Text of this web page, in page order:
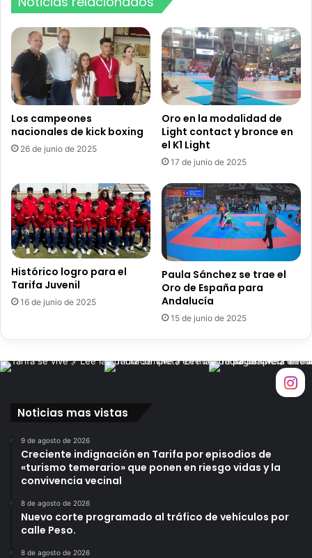
t
u
a
l
”
d
e
l
A
n
t
a
m
i
n
t
o
a
Los campeones
nacionales de kick boxing
26 de junio de 2025
Oro en la modalidad de
Light contact y bronce en
el K1 Light
17 de junio de 2025
Histórico logro para el
Tarifa Juvenil
16 de junio de 2025
Paula Sánchez se trae el
Oro de España para
Andalucía
15 de junio de 2025
Noticias mas vistas
9 de agosto de 2026
Creciente indignación en Tarifa por episodios de
«turismo temerario» que ponen en riesgo vidas y la
convivencia vecinal
8 de agosto de 2026
Nuevo corte programado al tráfico de vehículos por
calle Peso.
8 de agosto de 2026